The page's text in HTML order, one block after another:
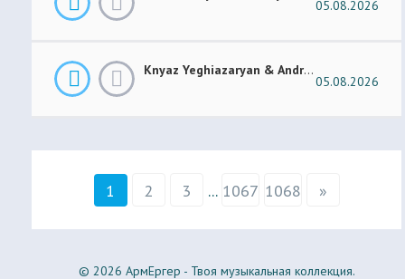
05.08.2026
Knyaz Yeghiazaryan & Andranik Sirakanyan - Arevi Pes New 2026
05.08.2026
1 2 3 ... 1067 1068 »
© 2026 АрмЕргер - Твоя музыкальная коллекция.